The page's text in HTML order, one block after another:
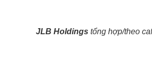
JLB Holdings tổng hợp/theo